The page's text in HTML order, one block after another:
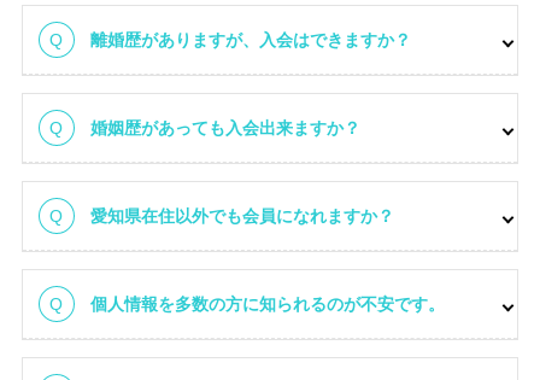
離婚歴がありますが、入会はできますか？
婚姻歴があっても入会出来ますか？
愛知県在住以外でも会員になれますか？
個人情報を多数の方に知られるのが不安です。